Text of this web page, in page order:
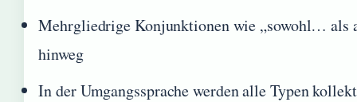
Mehrgliedrige Konjunktionen wie „sowohl… als
hinweg
In der Umgangssprache werden alle Typen